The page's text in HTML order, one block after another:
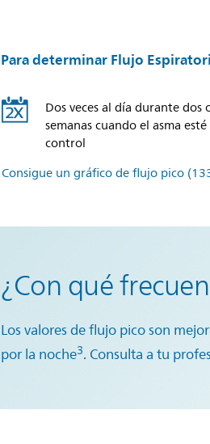
Para determinar Flujo
Dos veces al día durante dos
semanas cuando el asma
control
Consigue un gráfico de flujo pico
¿Con qué
Los valores de flujo pico son
por la noche3. Consulta a tu